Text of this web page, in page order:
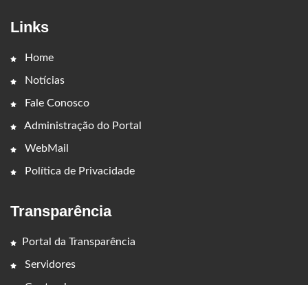
Links
Home
Notícias
Fale Conosco
Administração do Portal
WebMail
Política de Privacidade
Transparência
Portal da Transparência
Servidores